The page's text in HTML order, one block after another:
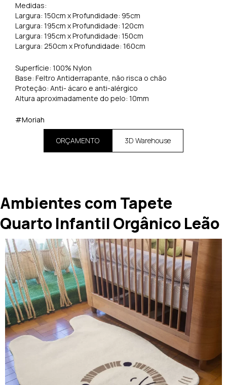
Medidas:
Largura: 150cm x Profundidade: 95cm
Largura: 195cm x Profundidade: 120cm
Largura: 195cm x Profundidade: 150cm
Largura: 250cm x Profundidade: 160cm
Superfície: 100% Nylon
Base: Feltro Antiderrapante, não risca o chão
Proteção: Anti- ácaro e anti-alérgico
Altura aproximadamente do pelo: 10mm
#Moriah
ORÇAMENTO 3D Warehouse
Ambientes com Tapete
Quarto Infantil Orgânico Leão